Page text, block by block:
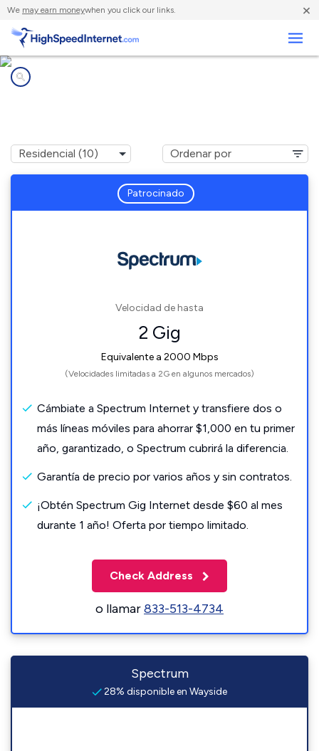
We may earn moneywhen you click our links. ×
Patrocinado
Velocidad de hasta
2 Gig
Equivalente a 2000 Mbps
(Velocidades limitadas a 2G en algunos mercados)
Cámbiate a Spectrum Internet y transfiere dos o
más líneas móviles para ahorrar $1,000 en tu primer
año, garantizado, o Spectrum cubrirá la diferencia.
Garantía de precio por varios años y sin contratos.
¡Obtén Spectrum Gig Internet desde $60 al mes
durante 1 año! Oferta por tiempo limitado.
Check Address
o llamar833-513-4734
Spectrum
28% disponible en Wayside